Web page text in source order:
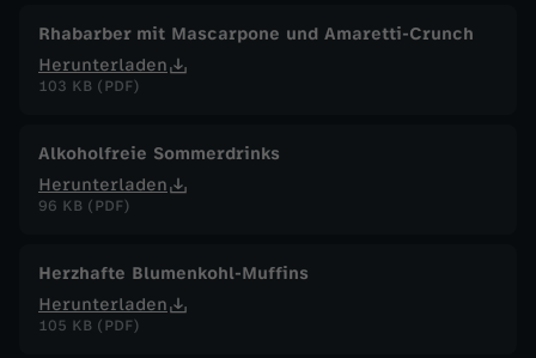
Rhabarber mit Mascarpone und Amaretti-Crunch
Herunterladen
103 KB (PDF)
Alkoholfreie Sommerdrinks
Herunterladen
96 KB (PDF)
Herzhafte Blumenkohl-Muffins
Herunterladen
105 KB (PDF)